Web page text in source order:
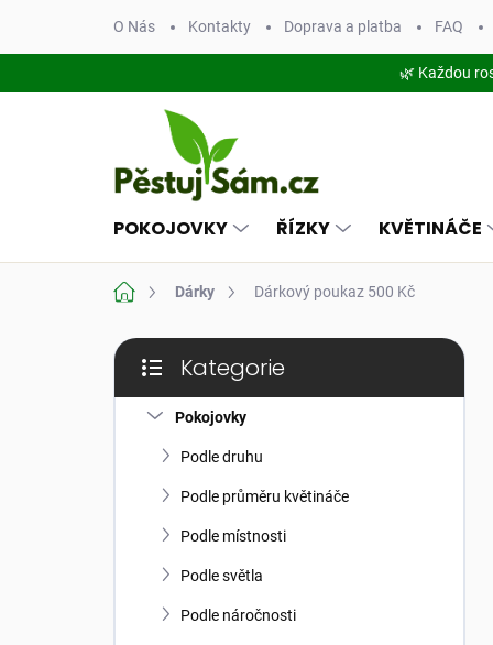
obsah
O Nás Kontakty Doprava a platba FAQ
🌿 Každou
POKOJOVKY ŘÍZKY KVĚTINÁČE
Domů Dárky Dárkový poukaz 500 Kč
P
s
kategorie
Kategorie
Pokojovky
Podle druhu
Podle průměru květináče
Podle místnosti
Podle světla
Podle náročnosti